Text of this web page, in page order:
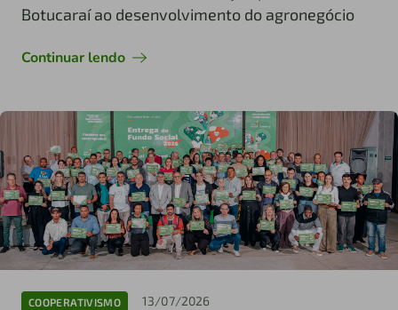
Botucaraí ao desenvolvimento do agronegócio
Continuar lendo
COOPERATIVISMO 13/07/2026